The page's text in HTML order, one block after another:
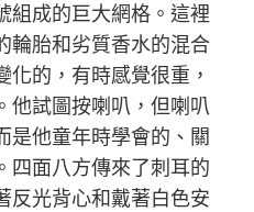
組成的巨大網格。這裡
輪胎和劣質香水的混合
的，有時感覺很重，
他試圖按喇叭，但喇叭
是他童年時學會的、關
四面八方傳來了刺耳的
反光背心和戴著白色安